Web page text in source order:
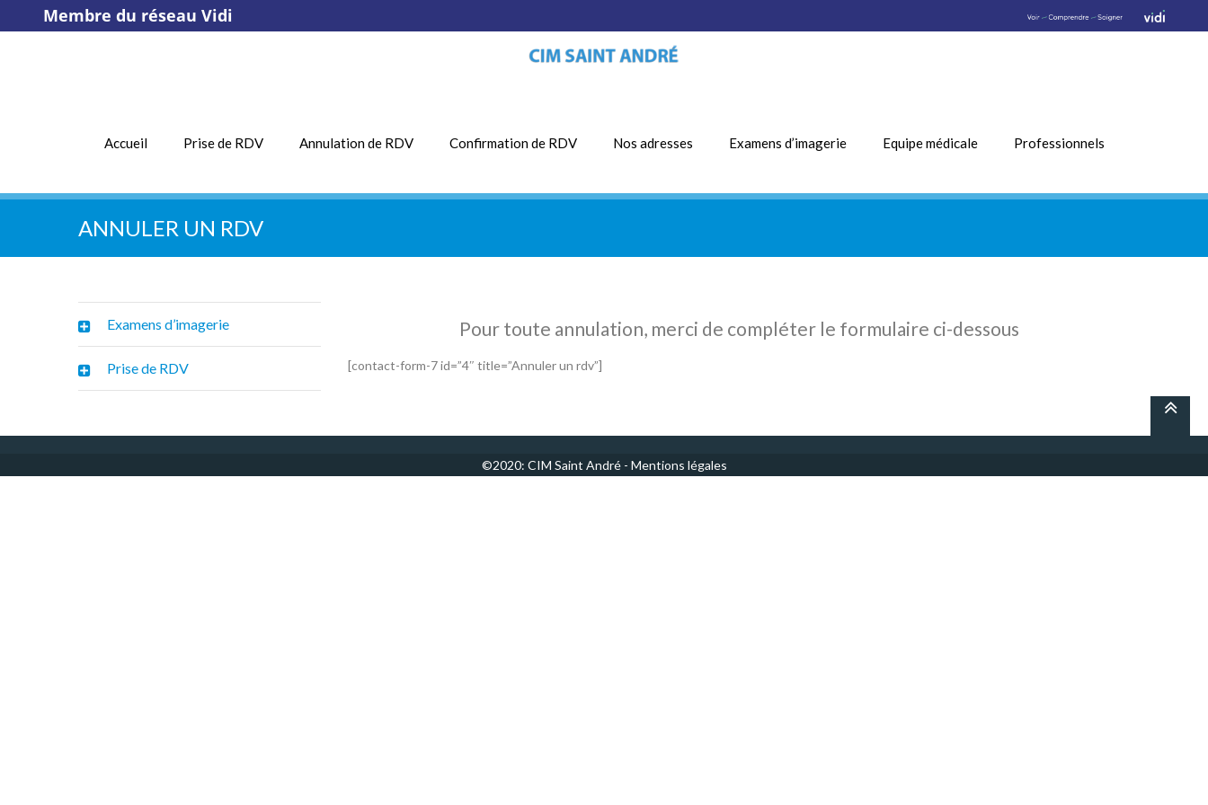
Membre du réseau Vidi
Accueil Prise de RDV Annulation de RDV Confirmation de RDV Nos adresses Examens d’imagerie Equipe médicale Professionnels
ANNULER UN RDV
Examens d’imagerie
Prise de RDV
Pour toute annulation, merci de compléter le formulaire ci-dessous
[contact-form-7 id=”4″ title=”Annuler un rdv”]
©2020: CIM Saint André - Mentions légales